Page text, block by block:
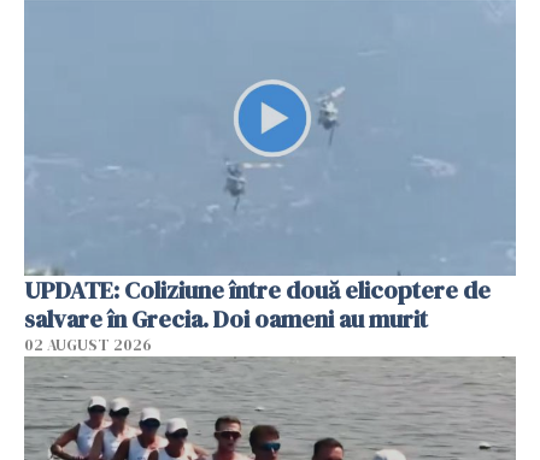
UPDATE: Coliziune între două elicoptere de
salvare în Grecia. Doi oameni au murit
02 AUGUST 2026